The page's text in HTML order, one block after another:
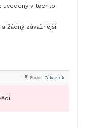
uvedený v těchto
žádný závažnější
Role: Zákazník